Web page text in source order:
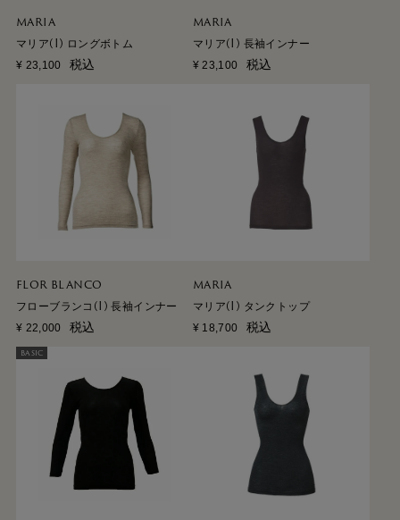
MARIA
マリア(I) ロングボトム
¥ 23,100 税込
MARIA
マリア(I) 長袖インナー
¥ 23,100 税込
FLOR BLANCO
フローブランコ(I) 長袖インナー
¥ 22,000 税込
MARIA
マリア(I) タンクトップ
¥ 18,700 税込
BASIC